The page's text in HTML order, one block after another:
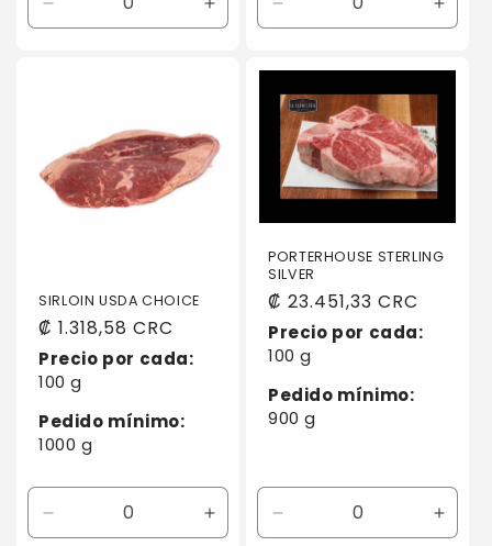
cantidad
Aumentar
cantidadcantidad
Title
SIRLOIN USDA CHOICE
Precio
habitual
₡ 1.318,58 CRC
Precio por cada:
100 g
Pedido mínimo:
1000 g
Aumentar
PORTERHOUSE STERLING
SILVER
Precio
habitual
₡ 23.451,33 CRC
Precio por cada:
100 g
Pedido mínimo:
900 g